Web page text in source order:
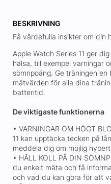
BESKRIVNING
Få värdefulla insikter om din
Apple Watch Series 11 ger
hälsa, till exempel varningar
sömnpoäng. Ge träningen
mätvärden för alla dina
batteritid.
De viktigaste funktionerna
• VARNINGAR OM HÖGT
11 kan upptäcka tecken på
meddela dig om möjlig
• HÅLL KOLL PÅ DIN
du enkelt mäta och få
och vad du kan göra för att